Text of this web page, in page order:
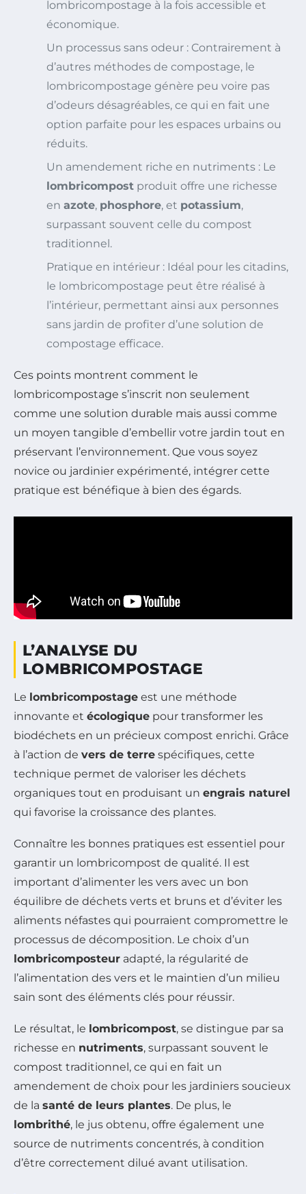
lombricompostage à la fois accessible et
économique.
Un processus sans odeur : Contrairement à
d’autres méthodes de compostage, le
lombricompostage génère peu voire pas
d’odeurs désagréables, ce qui en fait une
option parfaite pour les espaces urbains ou
réduits.
Un amendement riche en nutriments : Le
lombricompost produit offre une richesse
en azote, phosphore, et potassium,
surpassant souvent celle du compost
traditionnel.
Pratique en intérieur : Idéal pour les citadins,
le lombricompostage peut être réalisé à
l’intérieur, permettant ainsi aux personnes
sans jardin de profiter d’une solution de
compostage efficace.
Ces points montrent comment le
lombricompostage s’inscrit non seulement
comme une solution durable mais aussi comme
un moyen tangible d’embellir votre jardin tout en
préservant l’environnement. Que vous soyez
novice ou jardinier expérimenté, intégrer cette
pratique est bénéfique à bien des égards.
L’ANALYSE DU
LOMBRICOMPOSTAGE
Le lombricompostage est une méthode
innovante et écologique pour transformer les
biodéchets en un précieux compost enrichi. Grâce
à l’action de vers de terre spécifiques, cette
technique permet de valoriser les déchets
organiques tout en produisant un engrais naturel
qui favorise la croissance des plantes.
Connaître les bonnes pratiques est essentiel pour
garantir un lombricompost de qualité. Il est
important d’alimenter les vers avec un bon
équilibre de déchets verts et bruns et d’éviter les
aliments néfastes qui pourraient compromettre le
processus de décomposition. Le choix d’un
lombricomposteur adapté, la régularité de
l’alimentation des vers et le maintien d’un milieu
sain sont des éléments clés pour réussir.
Le résultat, le lombricompost, se distingue par sa
richesse en nutriments, surpassant souvent le
compost traditionnel, ce qui en fait un
amendement de choix pour les jardiniers soucieux
de la santé de leurs plantes. De plus, le
lombrithé, le jus obtenu, offre également une
source de nutriments concentrés, à condition
d’être correctement dilué avant utilisation.